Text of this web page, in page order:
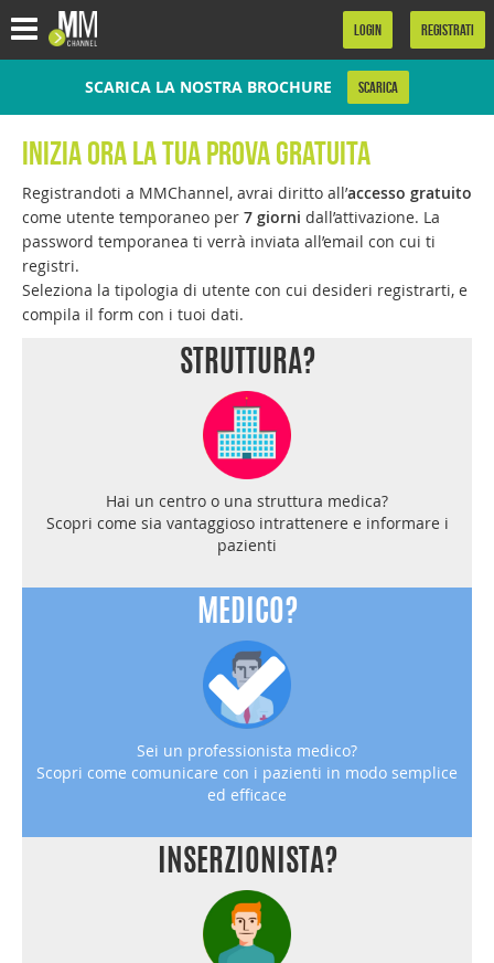
LOGIN REGISTRATI
SCARICA LA NOSTRA BROCHURE SCARICA
INIZIA ORA LA TUA PROVA GRATUITA
Registrandoti a MMChannel, avrai diritto all’accesso gratuito
come utente temporaneo per 7 giorni dall’attivazione. La
password temporanea ti verrà inviata all’email con cui ti
registri.
Seleziona la tipologia di utente con cui desideri registrarti, e
compila il form con i tuoi dati.
STRUTTURA?
Hai un centro o una struttura medica?
Scopri come sia vantaggioso intrattenere e informare i
pazienti
MEDICO?
Sei un professionista medico?
Scopri come comunicare con i pazienti in modo semplice
ed efficace
INSERZIONISTA?